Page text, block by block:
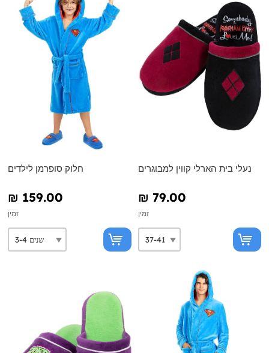
חלוק סופרמן לילדים
₪‎ 159.00
זמין
נעלי בית הארלי קווין למבוגרים
₪‎ 79.00
זמין